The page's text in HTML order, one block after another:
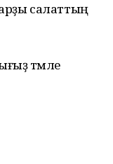
салаттың
тәмле